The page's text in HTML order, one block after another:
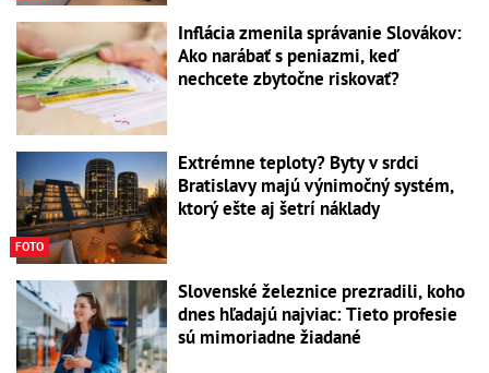
Inflácia zmenila správanie Slovákov:
Ako narábať s peniazmi, keď
nechcete zbytočne riskovať?
FOTO
Extrémne teploty? Byty v srdci
Bratislavy majú výnimočný systém,
ktorý ešte aj šetrí náklady
Slovenské železnice prezradili, koho
dnes hľadajú najviac: Tieto profesie
sú mimoriadne žiadané